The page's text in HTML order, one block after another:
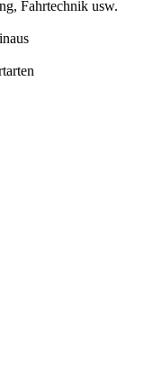
Fahrtechnik usw.